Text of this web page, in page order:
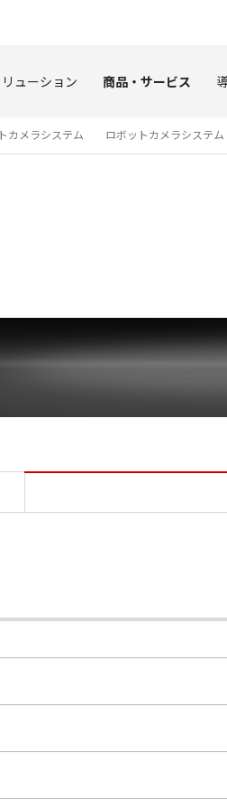
リューション 商品・サービス
カメラシステム ロボットカメラシステム